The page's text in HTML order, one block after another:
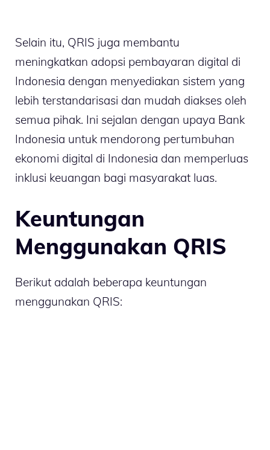
Selain itu, QRIS juga membantu
meningkatkan adopsi pembayaran digital di
Indonesia dengan menyediakan sistem yang
lebih terstandarisasi dan mudah diakses oleh
semua pihak. Ini sejalan dengan upaya Bank
Indonesia untuk mendorong pertumbuhan
ekonomi digital di Indonesia dan memperluas
inklusi keuangan bagi masyarakat luas.
Keuntungan
Menggunakan QRIS
Berikut adalah beberapa keuntungan
menggunakan QRIS: